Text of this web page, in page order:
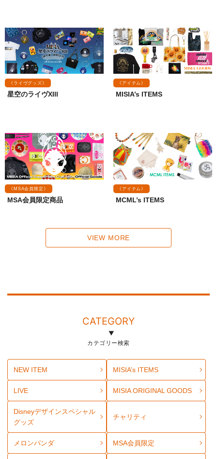
《ライヴグッズ》
星空のライヴXIII
《アイテム》
MISIA’s ITEMS
《MSA会員限定》
MSA会員限定商品
《アイテム》
MCML’s ITEMS
VIEW MORE
CATEGORY
カテゴリー検索
NEW ITEM MISIA’s ITEMS
LIVE MISIA ORIGINAL GOODS
Disneyデザインスペシャル
グッズ
チャリティ
メロンパンダ MSA会員限定